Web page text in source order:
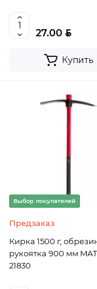
27.00 BYN
Купить
Выбор покупателей
Предзаказ
Кирка 1500 г,
рукоятка 900 мм
21830